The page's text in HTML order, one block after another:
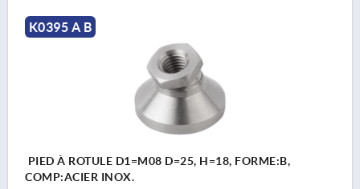
K0395 A B
PIED À ROTULE D1=M08 D=25, H=18, FORME:B,
COMP:ACIER INOX.